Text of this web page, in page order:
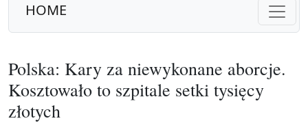
HOME
Polska: Kary za niewykonane aborcje.
Kosztowało to szpitale setki tysięcy
złotych